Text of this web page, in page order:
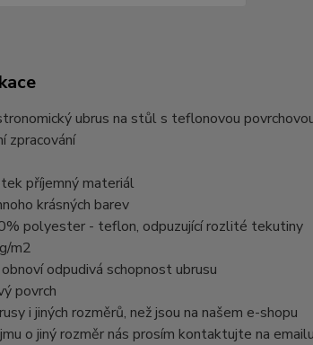
ubrus na stůl s teflonovou
zpracování
příjemný materiál
krásných barev
polyester - teflon, odpuzující rozlité tekutiny
m2
odpudivá schopnost ubrusu
povrch
i jiných rozměrů, než jsou na našem e-shopu
o jiný rozměr nás prosím kontaktujte na emailu